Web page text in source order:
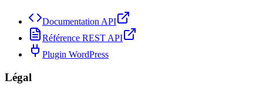
Documentation API
Référence REST API
Plugin WordPress
Légal